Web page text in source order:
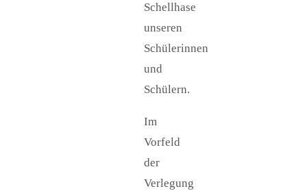
Schellhase
unseren
Schülerinnen
und
Schülern.
Im
Vorfeld
der
Verlegung